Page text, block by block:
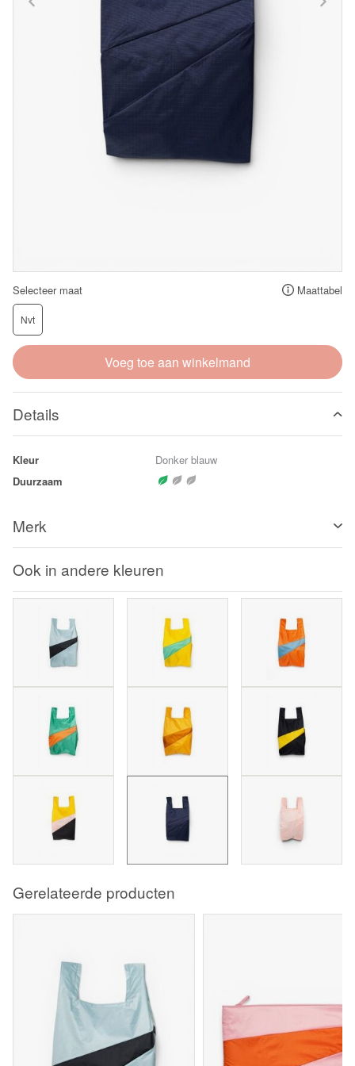
Selecteer maat Maattabel
Nvt
Voeg toe aan winkelmand
Details
Kleur
Donker blauw
Duurzaam
Merk
Ook in andere kleuren
Gerelateerde producten